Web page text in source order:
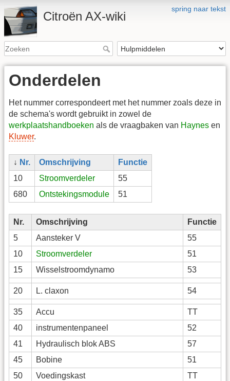
spring naar tekst
Citroën AX-wiki
Onderdelen
Het nummer correspondeert met het nummer zoals deze in
de schema's wordt gebruikt in zowel de
werkplaatshandboeken als de vraagbaken van Haynes en
Kluwer.
↓ Nr. Omschrijving
Functie
10
Stroomverdeler
55
680
Ontstekingsmodule 51
Nr. Omschrijving
Functie
5
Aansteker V
55
10
Stroomverdeler
51
15
Wisselstroomdynamo 53
20 L. claxon 54
35 Accu
TT
40
instrumentenpaneel
52
41
Hydraulisch blok ABS
57
45
Bobine
51
50
Voedingskast
TT